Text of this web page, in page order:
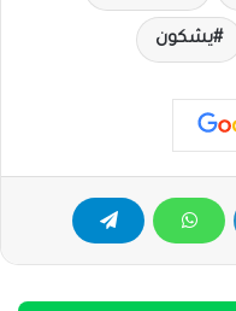
يشكون